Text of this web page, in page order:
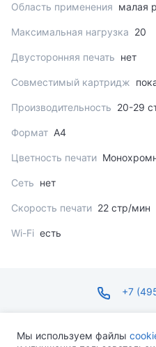
Область применения малая
Максимальная нагрузка 20
Двусторонняя печать нет
Совместимый картридж
Производительность 20-29
Формат A4
Цветность печати
Сеть нет
Скорость печати 22 стр/мин
Wi-Fi есть
+7
Мы используем файлы